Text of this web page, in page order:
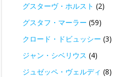
グスターヴ・ホルスト (2)
グスタフ・マーラー (59)
クロード・ドビュッシー (3)
ジャン・シベリウス (4)
ジュゼッペ・ヴェルディ (8)